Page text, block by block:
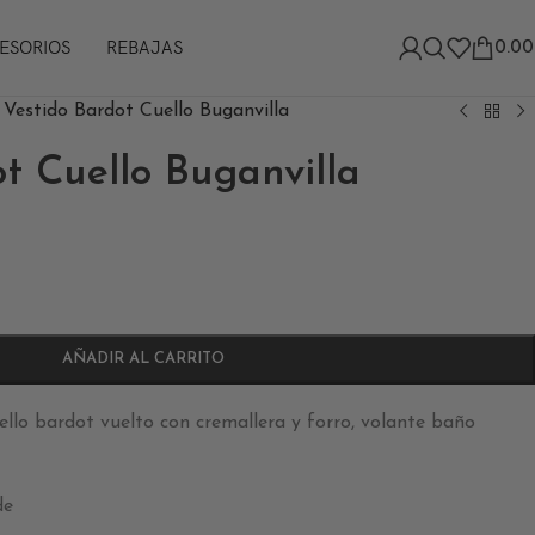
REBAJAS 0.00
Vestido Bardot Cuello Buganvilla
Cuello Buganvilla
AÑADIR AL CARRITO
bardot vuelto con cremallera y forro, volante baño